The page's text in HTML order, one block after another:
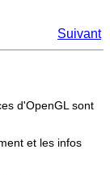
Suivant
d'OpenGL sont
et les infos